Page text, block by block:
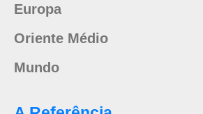
Europa
Oriente Médio
Mundo